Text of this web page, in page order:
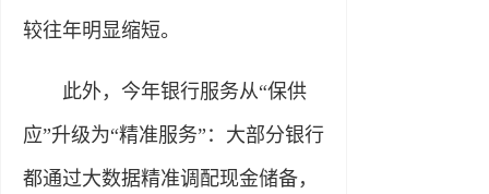
较往年明显缩短。
此外，今年银行服务从“保供
应”升级为“精准服务”：大部分银行
都通过大数据精准调配现金储备，